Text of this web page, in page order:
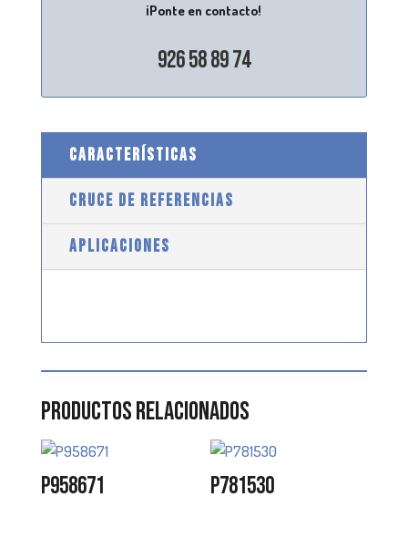
¡Ponte en contacto!
926 58 89 74
CARACTERÍSTICAS
CRUCE DE REFERENCIAS
APLICACIONES
Productos relacionados
P958671 P781530